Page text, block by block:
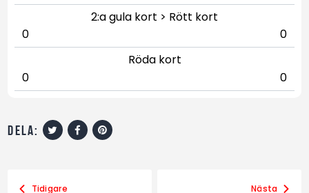
2:a gula kort > Rött kort
0
0
Röda kort
0
0
dela:
Tidigare Nästa